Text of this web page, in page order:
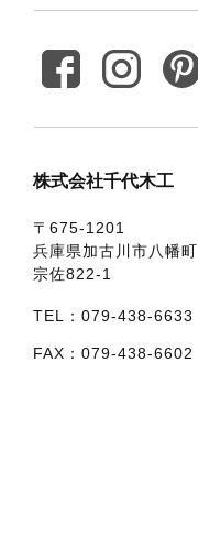
株式会社千代木工
〒675-1201
兵庫県加古川市八幡町
宗佐822-1
TEL：079-438-6633
FAX：079-438-6602